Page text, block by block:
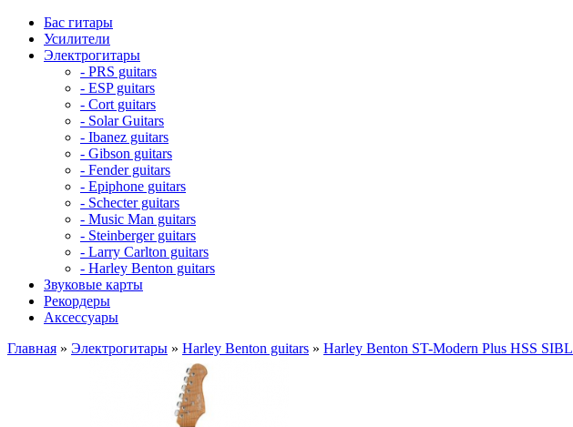
Бас гитары
Усилители
Электрогитары
- PRS guitars
- ESP guitars
- Cort guitars
- Solar Guitars
- Ibanez guitars
- Gibson guitars
- Fender guitars
- Epiphone guitars
- Schecter guitars
- Music Man guitars
- Steinberger guitars
- Larry Carlton guitars
- Harley Benton guitars
Звуковые карты
Рекордеры
Аксессуары
Главная » Электрогитары » Harley Benton guitars » Harley Benton ST-Modern Plus HSS SIBL